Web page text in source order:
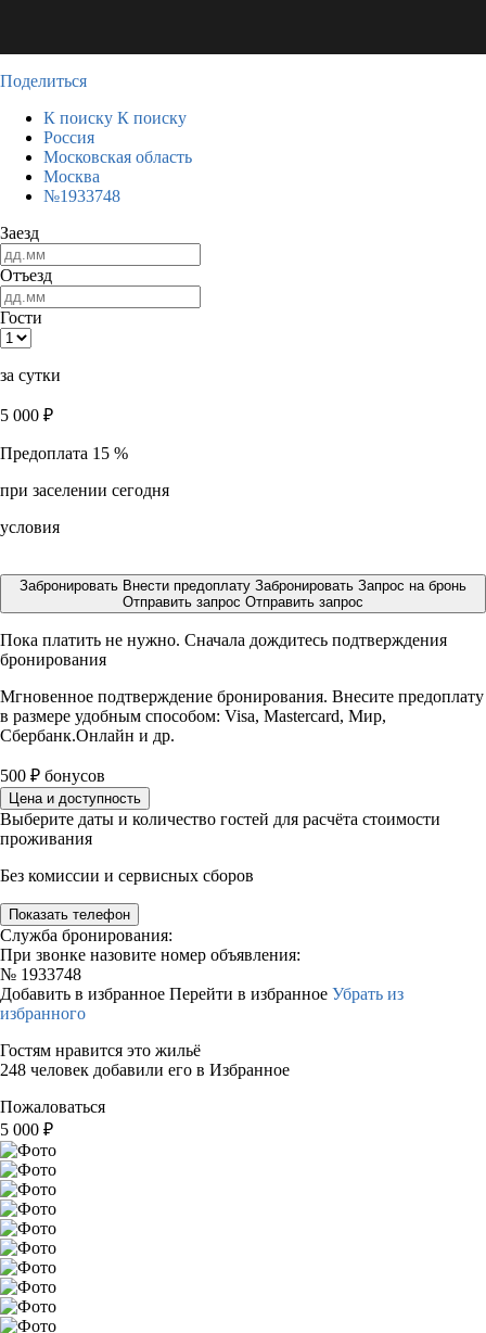
Поделиться
К поиску К поиску
Россия
Московская область
Москва
№1933748
Заезд
Отъезд
Гости
за сутки
5 000 ₽
Предоплата 15 %
при заселении сегодня
условия
Забронировать Внести предоплату Забронировать Запрос на бронь
Отправить запрос Отправить запрос
Пока платить не нужно. Сначала дождитесь подтверждения
бронирования
Мгновенное подтверждение бронирования. Внесите предоплату
в размере удобным способом: Visa, Mastercard, Мир,
Сбербанк.Онлайн и др.
500 ₽ бонусов
Цена и доступность
Выберите даты и количество гостей для расчёта стоимости
проживания
Без комиссии и сервисных сборов
Показать телефон
Служба бронирования:
При звонке назовите номер объявления:
№ 1933748
Добавить в избранное Перейти в избранное Убрать из
избранного
Гостям нравится это жильё
248 человек добавили его в Избранное
Пожаловаться
5 000 ₽